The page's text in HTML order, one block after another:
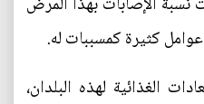
كثيرة كمسببات له.
الغذائية لهذه البلدان،